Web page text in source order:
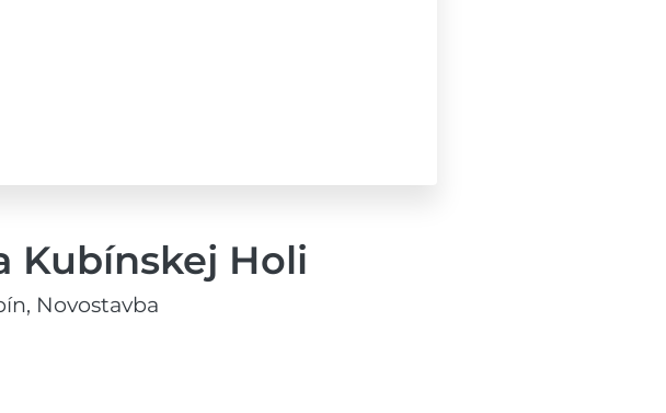
Kubínskej Holi
Novostavba